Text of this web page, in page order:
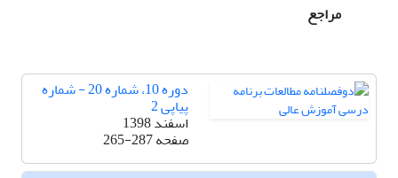
مراجع
دوره 10، شماره 20 - شماره
پیاپی 2
اسفند 1398
صفحه265-287